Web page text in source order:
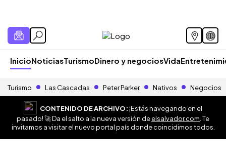
InicioNoticiasTurismoDinero y negociosVida
Turismo Las Cascadas Peter Parker Nativos Negocios
CONTENIDO DE ARCHIVO:¡Estás navegando en el
pasado! 🚀 Da el salto a la nueva versión deelsalvador.com . Te
invitamos a visitar el nuevo portal país donde coincidimos todos.